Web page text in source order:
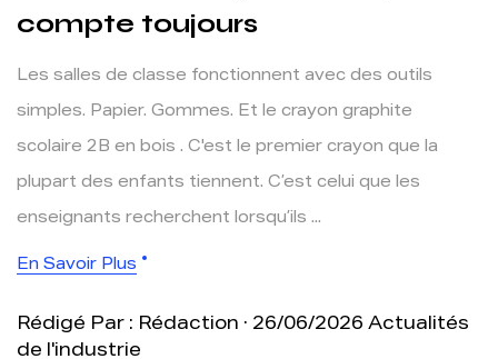
compte toujours
Les salles de classe fonctionnent avec des outils
simples. Papier. Gommes. Et le crayon graphite
scolaire 2B en bois . C'est le premier crayon que la
plupart des enfants tiennent. C’est celui que les
enseignants recherchent lorsqu’ils ...
En Savoir Plus
Rédigé Par : Rédaction · 26/06/2026 Actualités
de l'industrie